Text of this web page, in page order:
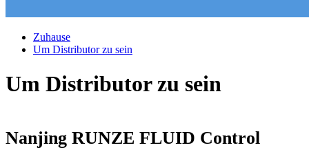
Zuhause
Um Distributor zu sein
Um Distributor zu sein
Nanjing RUNZE FLUID Control